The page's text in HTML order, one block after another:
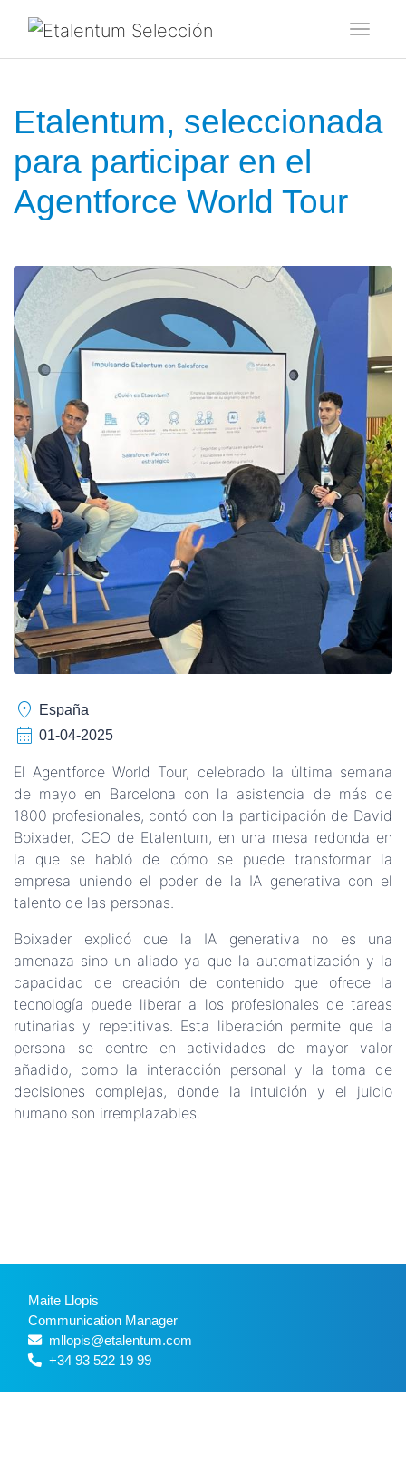
Etalentum, seleccionada
para participar en el
Agentforce World Tour
location_on España
calendar_month 01-04-2025
El Agentforce World Tour, celebrado la última semana
de mayo en Barcelona con la asistencia de más de
1800 profesionales, contó con la participación de David
Boixader, CEO de Etalentum, en una mesa redonda en
la que se habló de cómo se puede transformar la
empresa uniendo el poder de la IA generativa con el
talento de las personas.
Boixader explicó que la IA generativa no es una
amenaza sino un aliado ya que la automatización y la
capacidad de creación de contenido que ofrece la
tecnología puede liberar a los profesionales de tareas
rutinarias y repetitivas. Esta liberación permite que la
persona se centre en actividades de mayor valor
añadido, como la interacción personal y la toma de
decisiones complejas, donde la intuición y el juicio
humano son irremplazables.
Maite Llopis
Communication Manager
mllopis@etalentum.com
+34 93 522 19 99